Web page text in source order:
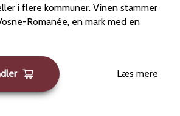
kommuner. Vinen stammer
Romanée, en mark med en
og potentiale til at blive Grand
tid til at åbne sig i glasset eller
Læs mere